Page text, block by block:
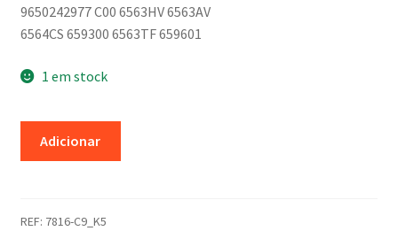
9650242977 C00 6563HV 6563AV
6564CS 659300 6563TF 659601
1 em stock
rádio
Adicionar
REF: 7816-C9_K5